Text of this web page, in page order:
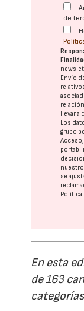
de
Envío
llevar a
Los
grupo
nuestro
se
Política
En esta
de 163